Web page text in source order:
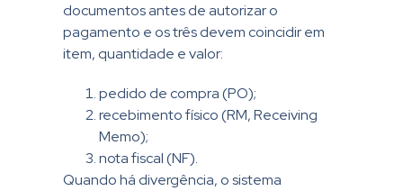
documentos antes de autorizar o
pagamento e os três devem coincidir em
item, quantidade e valor:
pedido de compra (PO);
recebimento físico (RM, Receiving
Memo);
nota fiscal (NF).
Quando há divergência, o sistema